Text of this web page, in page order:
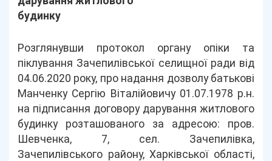
будинку
Розглянувши протокол органу опіки та
піклування Зачепилівської селищної ради від
04.06.2020 року, про надання дозволу батькові
Манченку Сергію Віталійовичу 01.07.1978 р.н.
на підписання договору дарування житлового
будинку розташованого за адресою: пров.
Шевченка, 7, сел. Зачепилівка,
Зачепилівського району, Харківської області,